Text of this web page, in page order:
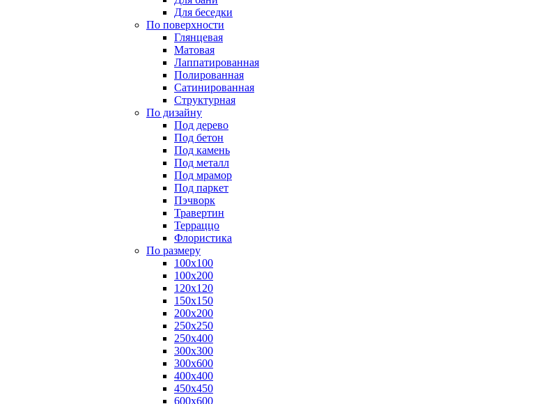
Для беседки
По поверхности
Глянцевая
Матовая
Лаппатированная
Полированная
Сатинированная
Структурная
По дизайну
Под дерево
Под бетон
Под камень
Под металл
Под мрамор
Под паркет
Пэчворк
Травертин
Терраццо
Флористика
По размеру
100х100
100х200
120х120
150х150
200х200
250х250
250х400
300х300
300х600
400х400
450х450
600х600